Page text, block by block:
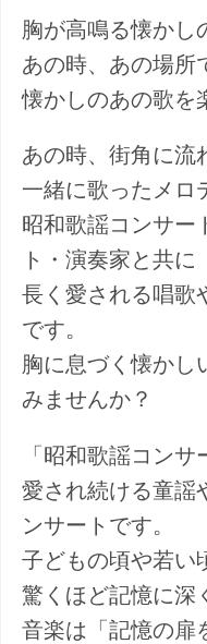
胸が高鳴る懐かし
あの時、あの場所
懐かしのあの歌を
あの時、街角に流
一緒に歌ったメロ
昭和歌謡コンサー
ト・演奏家と共に
長く愛される唱歌
です。
胸に息づく懐かし
みませんか？
「昭和歌謡コン
愛され続ける童謡
ンサートです。
子どもの頃や若い
驚くほど記憶に深
音楽は「記憶の扉